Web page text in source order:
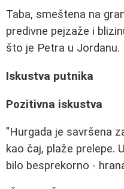
Taba, smeštena na
predivne pejzaže i
što je Petra u Jordanu.
Iskustva putnika
Pozitivna iskustva
"Hurgada je savršena
kao čaj, plaže prelepe.
bilo besprekorno -